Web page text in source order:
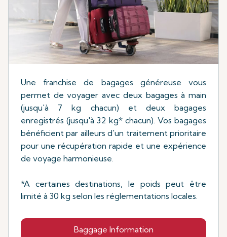
Une franchise de bagages généreuse vous
permet de voyager avec deux bagages à main
(jusqu'à 7 kg chacun) et deux bagages
enregistrés (jusqu'à 32 kg* chacun). Vos bagages
bénéficient par ailleurs d'un traitement prioritaire
pour une récupération rapide et une expérience
de voyage harmonieuse.
*A certaines destinations, le poids peut être
limité à 30 kg selon les réglementations locales.
Baggage Information